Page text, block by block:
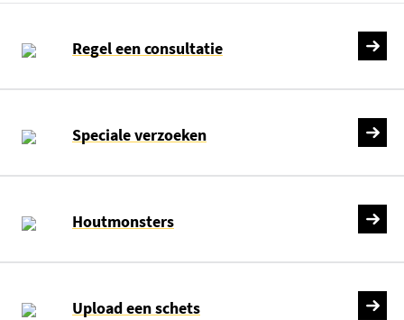
Regel een consultatie
Speciale verzoeken
Houtmonsters
Upload een schets